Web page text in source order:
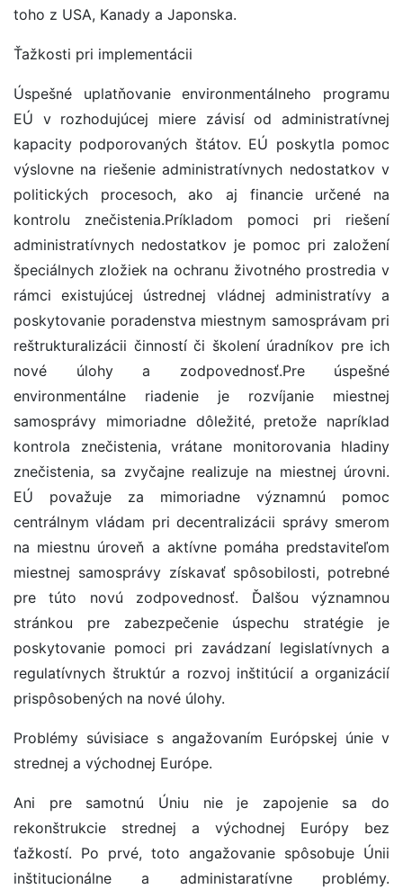
toho z USA, Kanady a Japonska.
Ťažkosti pri implementácii
Úspešné uplatňovanie environmentálneho programu
EÚ v rozhodujúcej miere závisí od administratívnej
kapacity podporovaných štátov. EÚ poskytla pomoc
výslovne na riešenie administratívnych nedostatkov v
politických procesoch, ako aj financie určené na
kontrolu znečistenia.Príkladom pomoci pri riešení
administratívnych nedostatkov je pomoc pri založení
špeciálnych zložiek na ochranu životného prostredia v
rámci existujúcej ústrednej vládnej administratívy a
poskytovanie poradenstva miestnym samosprávam pri
reštrukturalizácii činností či školení úradníkov pre ich
nové úlohy a zodpovednosť.Pre úspešné
environmentálne riadenie je rozvíjanie miestnej
samosprávy mimoriadne dôležité, pretože napríklad
kontrola znečistenia, vrátane monitorovania hladiny
znečistenia, sa zvyčajne realizuje na miestnej úrovni.
EÚ považuje za mimoriadne významnú pomoc
centrálnym vládam pri decentralizácii správy smerom
na miestnu úroveň a aktívne pomáha predstaviteľom
miestnej samosprávy získavať spôsobilosti, potrebné
pre túto novú zodpovednosť. Ďalšou významnou
stránkou pre zabezpečenie úspechu stratégie je
poskytovanie pomoci pri zavádzaní legislatívnych a
regulatívnych štruktúr a rozvoj inštitúcií a organizácií
prispôsobených na nové úlohy.
Problémy súvisiace s angažovaním Európskej únie v
strednej a východnej Európe.
Ani pre samotnú Úniu nie je zapojenie sa do
rekonštrukcie strednej a východnej Európy bez
ťažkostí. Po prvé, toto angažovanie spôsobuje Únii
inštitucionálne a administaratívne problémy.